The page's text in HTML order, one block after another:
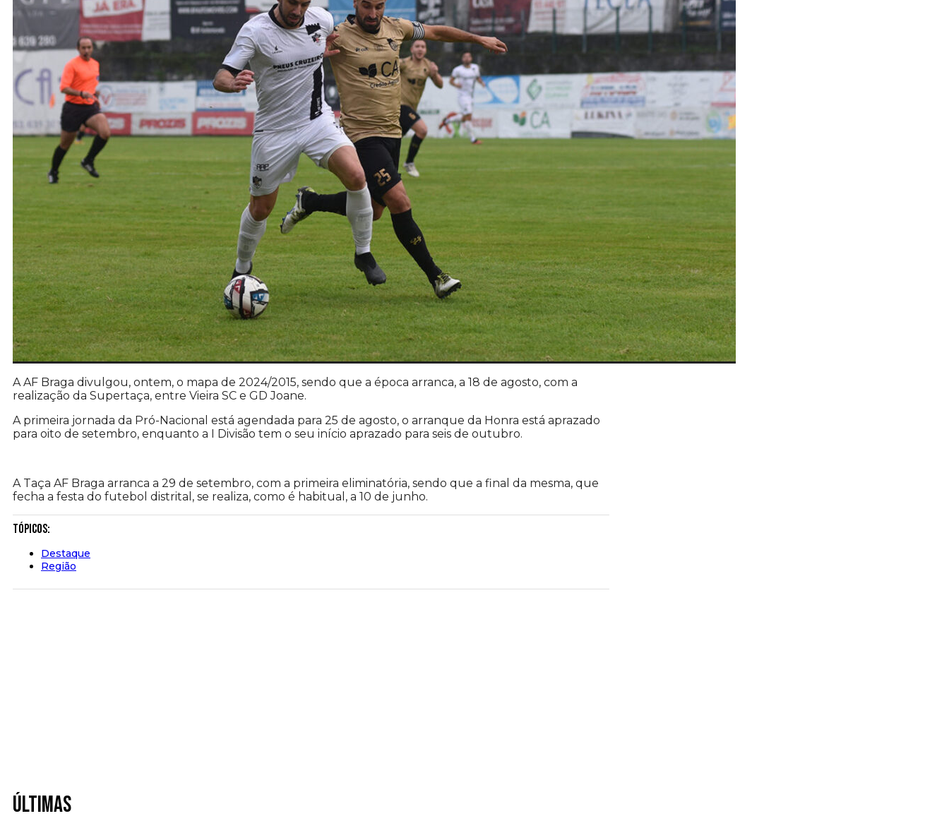
A AF Braga divulgou, ontem, o mapa de 2024/2015, sendo que a época arranca, a 18 de agosto, com a
realização da Supertaça, entre Vieira SC e GD Joane.
A primeira jornada da Pró-Nacional está agendada para 25 de agosto, o arranque da Honra está aprazado
para oito de setembro, enquanto a I Divisão tem o seu início aprazado para seis de outubro.
A Taça AF Braga arranca a 29 de setembro, com a primeira eliminatória, sendo que a final da mesma, que
fecha a festa do futebol distrital, se realiza, como é habitual, a 10 de junho.
Tópicos:
Destaque
Região
Últimas